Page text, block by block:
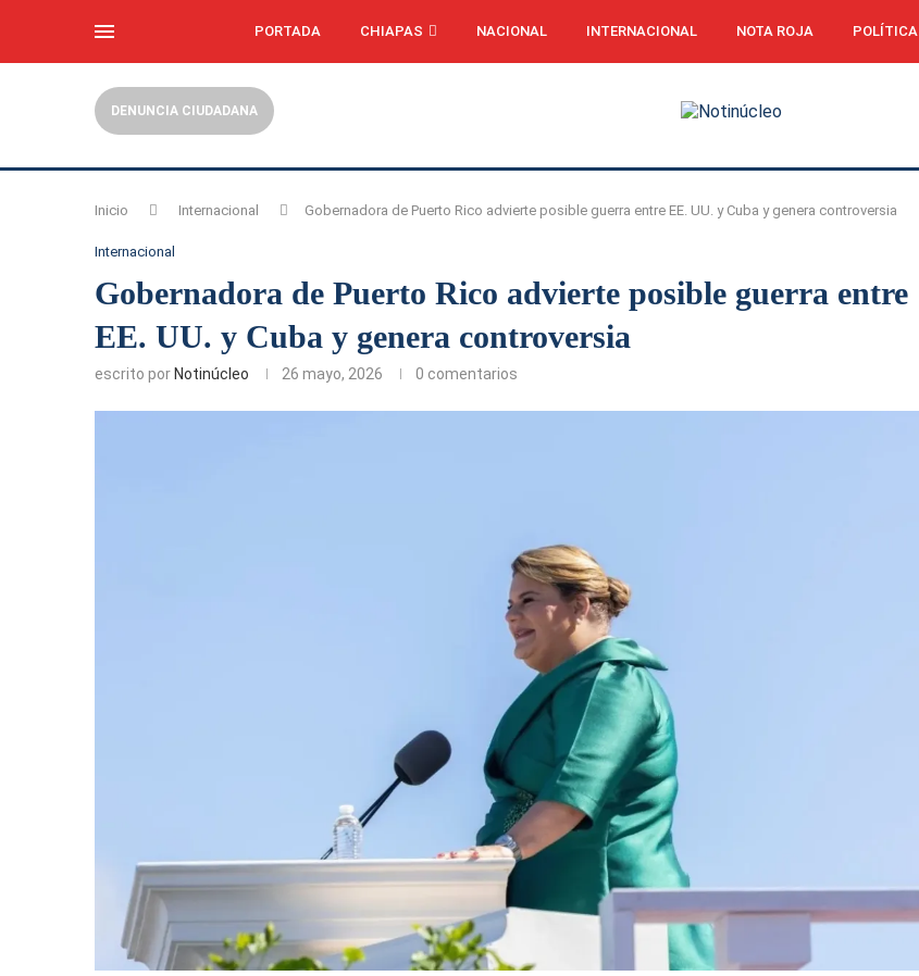
PORTADA CHIAPAS NACIONAL INTERNACIONAL NOTA ROJA POLÍTICA
DENUNCIA CIUDADANA
Inicio Internacional Gobernadora de Puerto Rico advierte posible guerra entre EE. UU. y Cuba y genera controversia
Internacional
Gobernadora de Puerto Rico advierte posible guerra entre
EE. UU. y Cuba y genera controversia
escrito por Notinúcleo 26 mayo, 2026 0 comentarios